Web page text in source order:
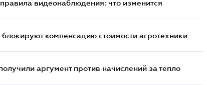
видеонаблюдения: что изменится
компенсацию стоимости агротехники
аргумент против начислений за тепло